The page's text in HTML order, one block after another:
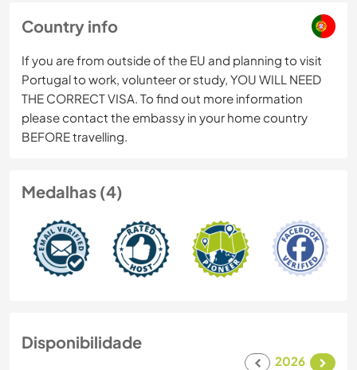
Country info
If you are from outside of the EU and planning to visit
Portugal to work, volunteer or study, YOU WILL NEED
THE CORRECT VISA. To find out more information
please contact the embassy in your home country
BEFORE travelling.
Medalhas (4)
Disponibilidade
2026